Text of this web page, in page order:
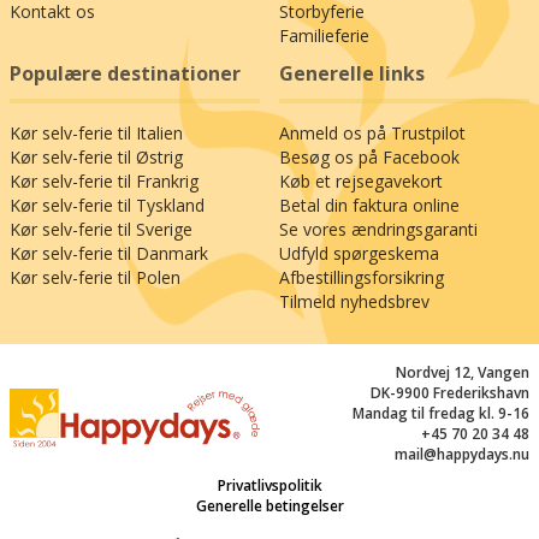
Schiefergebirge, hvor I kan opleve det største
sammenhængende hulesystem i Tyskland. Tag
afsted mod Atta-hulen (70 km), og gå en tur
mellem drypstenslabyrintens særprægede
formationer, der er opstået af udvaskninger
gennem millioner af år. Tilbage i den friske luft
kan I tage på sightseeing mellem Sauerlands
mange historiske borge og slotte – prøv f.eks.
stråmadrasserne på verdens første vandrehjem,
borgen Altena (74 km), se Prinsesse Benediktes
renæssanceslot i kurbyen Bad Berleburg (38
km), eller lad jer fortrylle af den gotiske skønhed
Schloss Herdringen (47 km). Jo, Sauerland venter
afsted. Rigtig god ferie!
Kontakt os
Storbyferie
Familieferie
Populære destinationer
Kør selv-ferie til Italien
Kør selv-ferie til Østrig
Kør selv-ferie til Frankrig
Kør selv-ferie til Tyskland
Kør selv-ferie til Sverige
Kør selv-ferie til Danmark
Kør selv-ferie til Polen
Generelle links
Anmeld os på Trustpilot
Besøg os på Facebook
Køb et rejsegavekort
Betal din faktura online
Se vores ændringsgaranti
Udfyld spørgeskema
Afbestillingsforsikring
Tilmeld nyhedsbrev
Nordvej 12, Vangen
DK-9900 Frederikshavn
Mandag til fredag kl. 9-16
+45 70 20 34 48
mail@happydays.nu
Privatlivspolitik
Generelle betingelser